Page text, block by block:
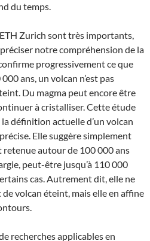
du temps.
Zurich sont très importants,
notre compréhension de la
progressivement ce que
ans, un volcan n’est pas
Du magma peut encore être
à cristalliser. Cette étude
définition actuelle d’un volcan
Elle suggère simplement
autour de 100 000 ans
peut-être jusqu’à 110 000
cas. Autrement dit, elle ne
volcan éteint, mais elle en affine
recherches applicables en